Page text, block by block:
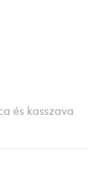
és kasszava